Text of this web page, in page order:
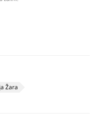
Žara